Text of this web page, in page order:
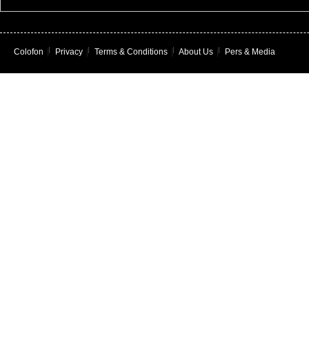
Colofon Privacy Terms & Conditions About Us Pers & Media